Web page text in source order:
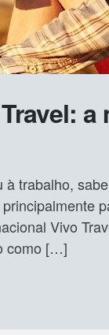
a
trabalho,
Vivo
como […]